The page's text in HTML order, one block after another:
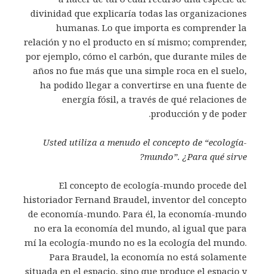
divinidad que explicaría todas las organizaciones
humanas. Lo que importa es comprender la
relación y no el producto en sí mismo; comprender,
por ejemplo, cómo el carbón, que durante miles de
años no fue más que una simple roca en el suelo,
ha podido llegar a convertirse en una fuente de
energía fósil, a través de qué relaciones de
producción y de poder.
Usted utiliza a menudo el concepto de “ecología-
mundo”. ¿Para qué sirve?
El concepto de ecología-mundo procede del
historiador Fernand Braudel, inventor del concepto
de economía-mundo. Para él, la economía-mundo
no era la economía del mundo, al igual que para
mí la ecología-mundo no es la ecología del mundo.
Para Braudel, la economía no está solamente
situada en el espacio, sino que produce el espacio y